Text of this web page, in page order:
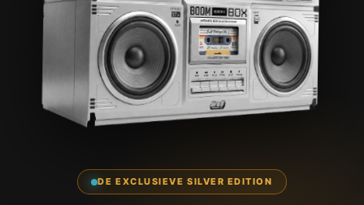
DE EXCLUSIEVE SILVER EDITION